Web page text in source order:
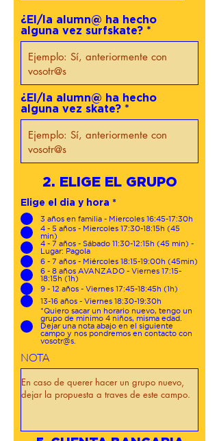
¿El/la alumn@ ha hecho
alguna vez surfskate?
¿El/la alumn@ ha hecho
alguna vez skate?
2. ELIGE EL GRUPO
Elige el dia y hora *O
l
i
g
a
t
o
i
o
3 años en familia - Miercoles 16:45-17:30h
4 - 5 años - Miercoles 17:30-18:15h (45
min)
4 - 7 años - Sábado 11:30-12:15h (45 min) -
Lugar: Pagola
6 - 7 años - Miércoles 18:15-19:00h (45min)
6 - 8 años AVANZADO - Viernes 17:15-
18:15h (1h)
9 - 12 años - Viernes 17:45-18:45h (1h)
13-16 años - Viernes 18:30-19:30h
*Quiero sacar un horario nuevo, tengo un
grupo de minimo 4 niños, misma edad.
Dejar una nota abajo en el siguiente
campo y nos pondremos en contacto con
vosotr@s.
NOTA